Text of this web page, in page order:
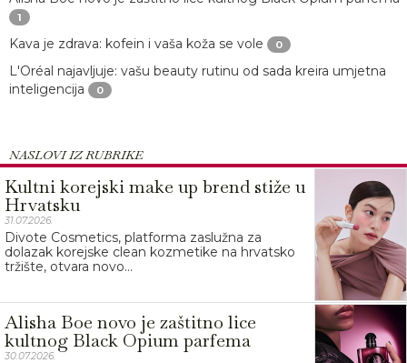
1
Kava je zdrava: kofein i vaša koža se vole 0
L'Oréal najavljuje: vašu beauty rutinu od sada kreira umjetna
inteligencija
0
NASLOVI IZ RUBRIKE
Kultni korejski make up brend stiže u
Hrvatsku
31.07.2026.
Divote Cosmetics, platforma zaslužna za
dolazak korejske clean kozmetike na hrvatsko
tržište, otvara novo...
Alisha Boe novo je zaštitno lice
kultnog Black Opium parfema
30.07.2026.